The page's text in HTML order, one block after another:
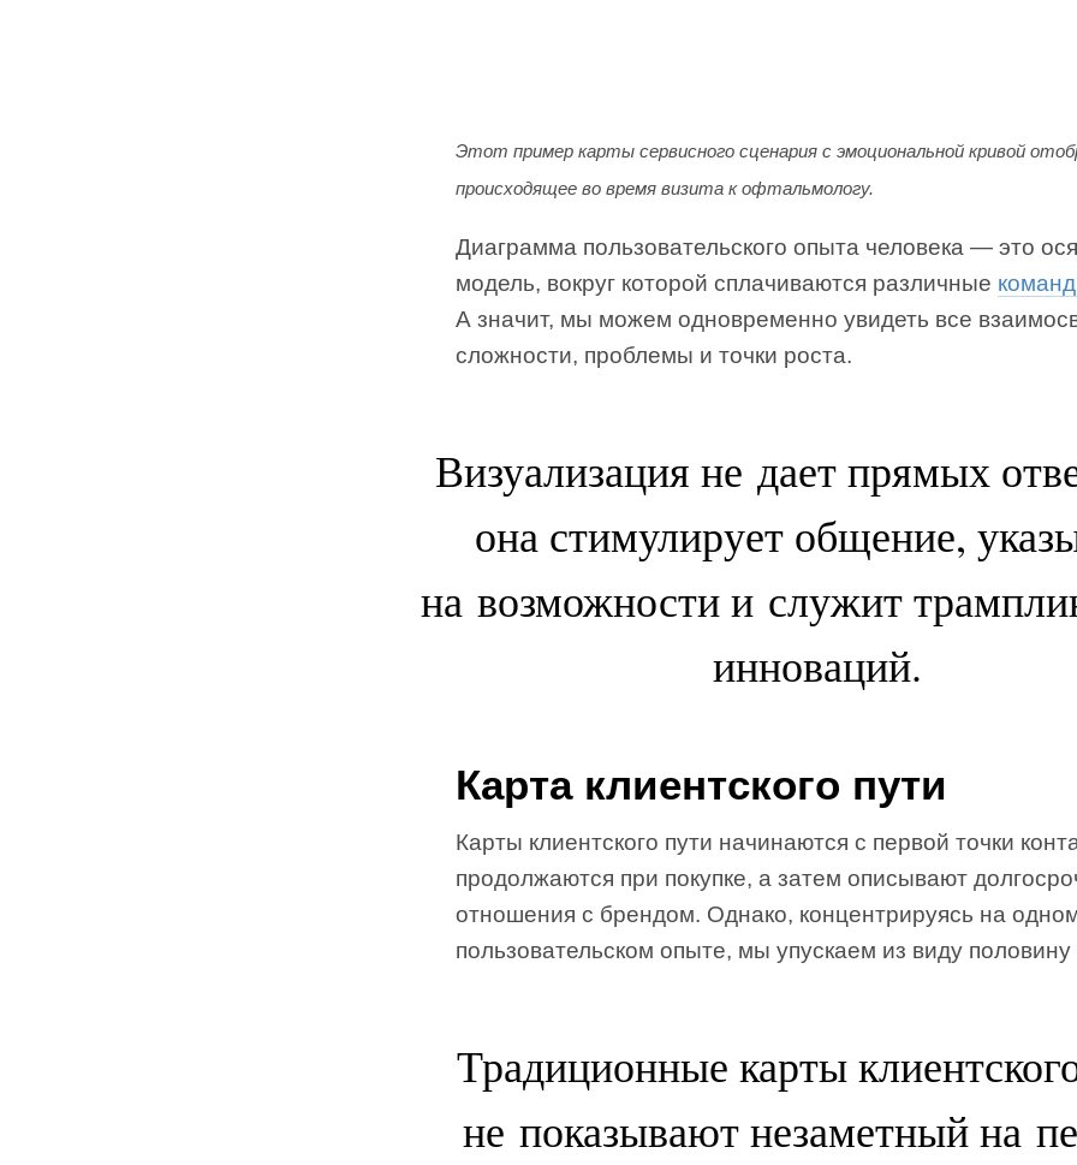
Этот пример карты сервисного сценария с эмоциональной кривой
происходящее во время визита к офтальмологу.
Диаграмма пользовательского опыта человека — это
модель, вокруг которой сплачиваются различные
А значит, мы можем одновременно увидеть все
сложности, проблемы и точки роста.
Визуализация не дает прямых
она стимулирует общение,
на возможности и служит
инноваций.
Карта клиентского пути
Карты клиентского пути начинаются с первой точки
продолжаются при покупке, а затем описывают
отношения с брендом. Однако, концентрируясь на
пользовательском опыте, мы упускаем из виду
Традиционные карты
не показывают незаметный на